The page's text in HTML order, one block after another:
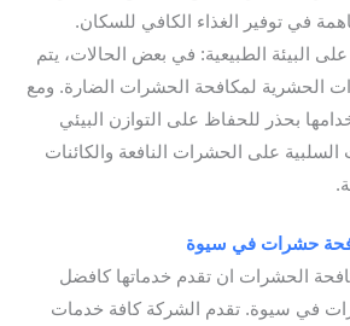
في توفير الغذاء الكافي للسكان.
البيئة الطبيعية: في بعض الحالات، يتم
الحشرية لمكافحة الحشرات الضارة. ومع
بحذر للحفاظ على التوازن البيئي
السلبية على الحشرات النافعة والكائنات
الحشرات ان تقدم خدماتها كافضل
في سيوة. تقدم الشركة كافة خدمات